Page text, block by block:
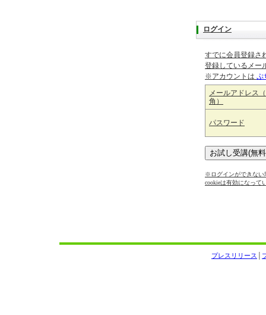
ログイン
すでに会員登録さ
登録しているメー
※アカウントは ぷ
メールアドレス
角）
パスワード
※ログインができない
cookieは有効になって
プレスリリース